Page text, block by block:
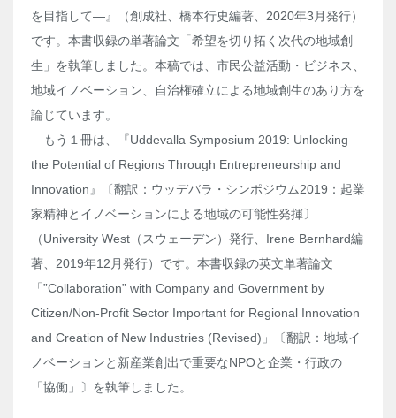
を目指して―』（創成社、橋本行史編著、2020年3月発行）
です。本書収録の単著論文「希望を切り拓く次代の地域創
生」を執筆しました。本稿では、市民公益活動・ビジネス、
地域イノベーション、自治権確立による地域創生のあり方を
論じています。
もう１冊は、『Uddevalla Symposium 2019: Unlocking
the Potential of Regions Through Entrepreneurship and
Innovation』〔翻訳：ウッデバラ・シンポジウム2019：起業
家精神とイノベーションによる地域の可能性発揮〕
（University West（スウェーデン）発行、Irene Bernhard編
著、2019年12月発行）です。本書収録の英文単著論文
「”Collaboration” with Company and Government by
Citizen/Non-Profit Sector Important for Regional Innovation
and Creation of New Industries (Revised)」〔翻訳：地域イ
ノベーションと新産業創出で重要なNPOと企業・行政の
「協働」〕を執筆しました。